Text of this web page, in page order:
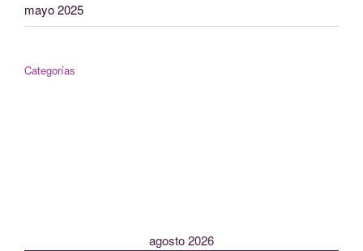
mayo 2025
Categorías
agosto 2026